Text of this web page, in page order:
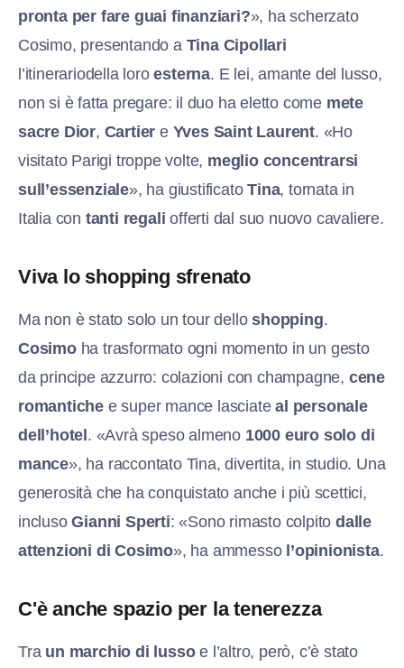
pronta per fare guai finanziari?», ha scherzato
Cosimo, presentando a Tina Cipollari
l’itinerariodella loroesterna. E lei, amante del lusso,
non si è fatta pregare: il duo ha eletto come mete
sacre Dior, Cartier e Yves Saint Laurent. «Ho
visitato Parigi troppe volte, meglio concentrarsi
sull’essenziale», ha giustificatoTina, tornata in
Italia con tanti regali offerti dal suo nuovo cavaliere.
Viva lo shopping sfrenato
Ma non è stato solo un tour delloshopping.
Cosimoha trasformato ogni momento in un gesto
da principe azzurro: colazioni con champagne, cene
romantiche e super mance lasciateal personale
dell’hotel . «Avrà speso almeno 1000 euro solo di
mance», ha raccontato Tina, divertita, in studio. Una
generosità che ha conquistato anche i più scettici,
inclusoGianni Sperti: «Sono rimasto colpitodalle
attenzioni di Cosimo», ha ammesso l’opinionista.
C'è anche spazio per la tenerezza
Tra un marchio di lussoe l’altro, però, c’è stato